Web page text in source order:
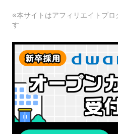
※本サイトはアフィリエイトプ
す